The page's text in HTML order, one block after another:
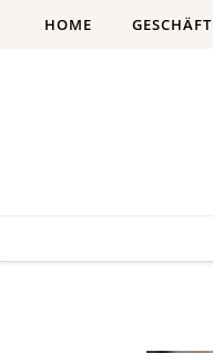
HOME GESCHÄFT